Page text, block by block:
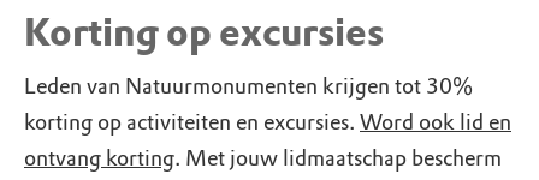
Korting op excursies
Leden van Natuurmonumenten krijgen tot 30%
korting op activiteiten en excursies. Word ook lid en
ontvang korting. Met jouw lidmaatschap bescherm